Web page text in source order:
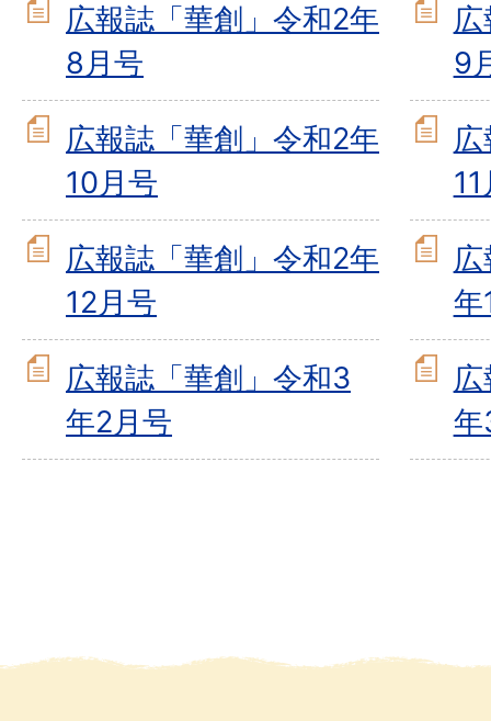
広報誌「華創」令和2年
8月号
9
広報誌「華創」令和2年
10月号
広報誌「華創」令和2年
12月号
年
広報誌「華創」令和3
年2月号
年